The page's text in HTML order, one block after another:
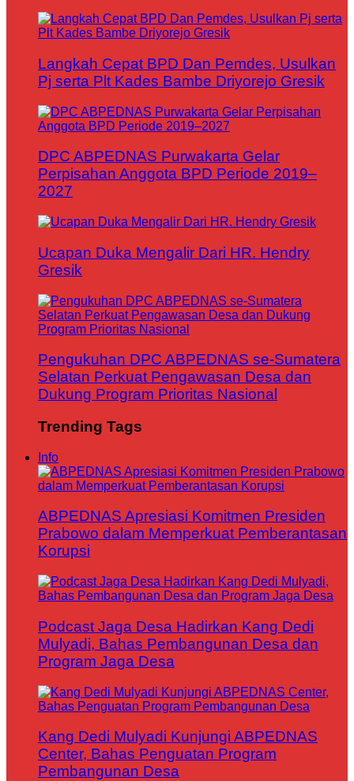
Langkah Cepat BPD Dan Pemdes, Usulkan
Pj serta Plt Kades Bambe Driyorejo Gresik
DPC ABPEDNAS Purwakarta Gelar
Perpisahan Anggota BPD Periode 2019–
2027
Ucapan Duka Mengalir Dari HR. Hendry
Gresik
Pengukuhan DPC ABPEDNAS se-Sumatera
Selatan Perkuat Pengawasan Desa dan
Dukung Program Prioritas Nasional
Trending Tags
Info
ABPEDNAS Apresiasi Komitmen Presiden
Prabowo dalam Memperkuat Pemberantasan
Korupsi
Podcast Jaga Desa Hadirkan Kang Dedi
Mulyadi, Bahas Pembangunan Desa dan
Program Jaga Desa
Kang Dedi Mulyadi Kunjungi ABPEDNAS
Center, Bahas Penguatan Program
Pembangunan Desa